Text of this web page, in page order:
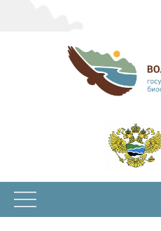
основному
содержанию